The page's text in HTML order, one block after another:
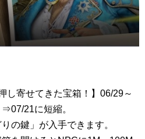
し寄せてきた宝箱！】06/29～
21に短縮。
の鍵」が入手できます。